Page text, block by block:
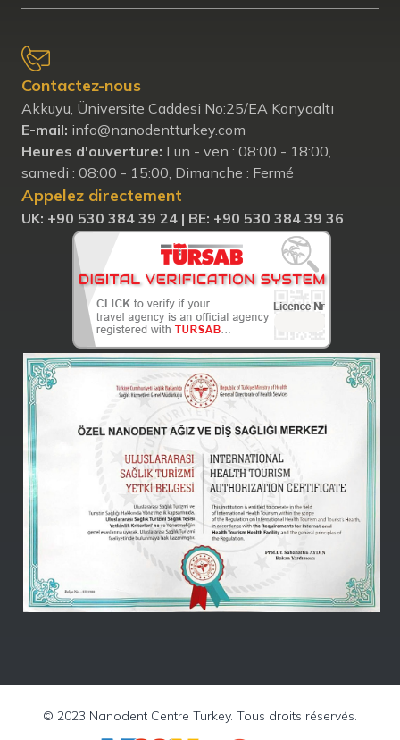
Contactez-nous
Akkuyu, Üniversite Caddesi No:25/EA Konyaaltı
E-mail: info@nanodentturkey.com
Heures d'ouverture: Lun - ven : 08:00 - 18:00,
samedi : 08:00 - 15:00, Dimanche : Fermé
Appelez directement
UK: ‪+90 530 384 39 24‬ | BE: +90 530 384 39 36
© 2023 Nanodent Centre Turkey. Tous droits réservés.
Nanodent
Centre
Turkey
Discussion